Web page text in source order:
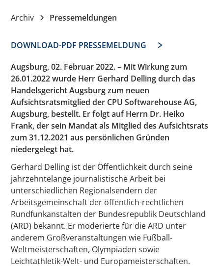
Archiv Pressemeldungen
DOWNLOAD-PDF PRESSEMELDUNG
Augsburg, 02. Februar 2022. – Mit Wirkung zum
26.01.2022 wurde Herr Gerhard Delling durch das
Handelsgericht Augsburg zum neuen
Aufsichtsratsmitglied der CPU Softwarehouse AG,
Augsburg, bestellt. Er folgt auf Herrn Dr. Heiko
Frank, der sein Mandat als Mitglied des Aufsichtsrats
zum 31.12.2021 aus persönlichen Gründen
niedergelegt hat.
Gerhard Delling ist der Öffentlichkeit durch seine
jahrzehntelange journalistische Arbeit bei
unterschiedlichen Regionalsendern der
Arbeitsgemeinschaft der öffentlich-rechtlichen
Rundfunkanstalten der Bundesrepublik Deutschland
(ARD) bekannt. Er moderierte für die ARD unter
anderem Großveranstaltungen wie Fußball-
Weltmeisterschaften, Olympiaden sowie
Leichtathletik-Welt- und Europameisterschaften.